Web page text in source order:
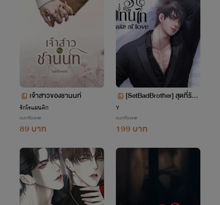
เจ้าสาวของชานนท์
รักโรแมนติก
sunflower
89 บาท
[SetBadBrother] สุดที่รักข
Y
sunflower
199 บาท